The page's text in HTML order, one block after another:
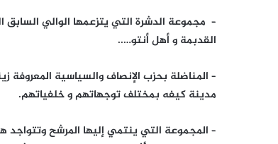
– مجموعة الدشرة التي يتزعمها الوالي السابق
القدبمة و أهل أنتو…..
– المناضلة بحزب الإنصاف والسياسية
مدينة كيفه بمختلف توجهاتهم و خلفياتهم.
– المجموعة التي ينتمي إليها المرشح